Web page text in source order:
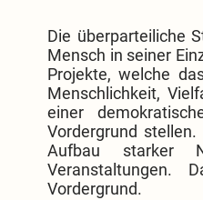
Die überparteiliche
Mensch in seiner
Projekte, welche
Menschlichkeit,
einer
Vordergrund
Aufbau starker
Veranstaltungen.
Vordergrund.